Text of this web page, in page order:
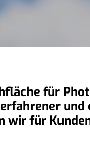
für
erfahrener
wir für